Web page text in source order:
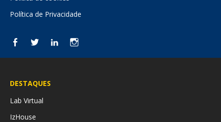
Política de Privacidade
Facebook
Twitter LinkedInInstagram
DESTAQUES
Lab Virtual
IzHouse